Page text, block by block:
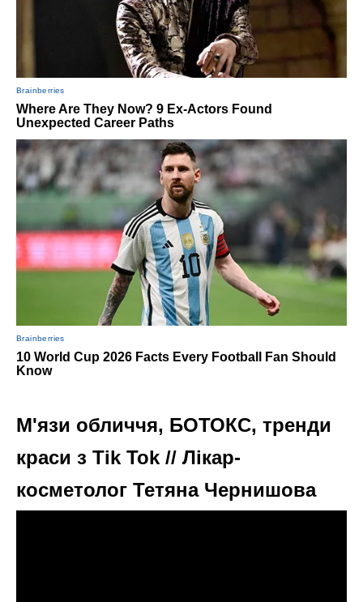
М'язи обличчя, БОТОКС, тренди
краси з Tik Tok // Лікар-
косметолог Тетяна Чернишова